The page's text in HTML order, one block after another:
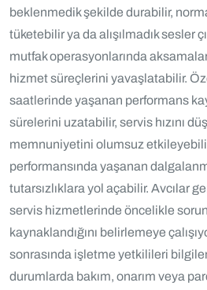
beklenmedik şekilde durabilir,
tüketebilir ya da alışılmadık sesler
mutfak operasyonlarında
hizmet süreçlerini yavaşlatabilir.
saatlerinde yaşanan performans
sürelerini uzatabilir, servis hızını
memnuniyetini olumsuz
performansında yaşanan
tutarsızlıklara yol açabilir. Avcılar
servis hizmetlerinde öncelikle
kaynaklandığını belirlemeye
sonrasında işletme yetkilileri
durumlarda bakım, onarım veya